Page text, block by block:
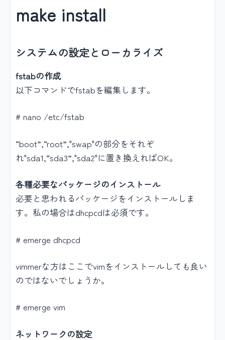
make install
システムの設定とローカライズ
fstabの作成
以下コマンドでfstabを編集します。
# nano /etc/fstab
“boot”,“root”,"swap"の部分をそれぞ
れ"sda1,“sda3”,"sda2"に置き換えればOK。
各種必要なパッケージのインストール
必要と思われるパッケージをインストールしま
す。私の場合はdhcpcdは必須です。
# emerge dhcpcd
vimmerな方はここでvimをインストールしても良い
のではないでしょうか。
# emerge vim
ネットワークの設定